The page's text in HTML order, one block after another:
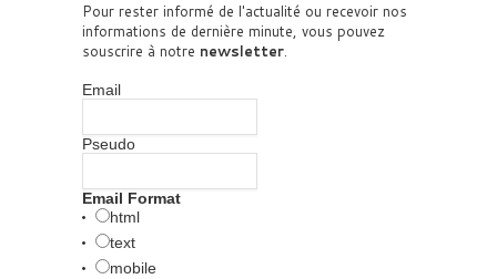
Pour rester informé de l'actualité ou recevoir nos
informations de dernière minute, vous pouvez
souscrire à notre newsletter.
Email
Pseudo
Email Format
html
text
mobile